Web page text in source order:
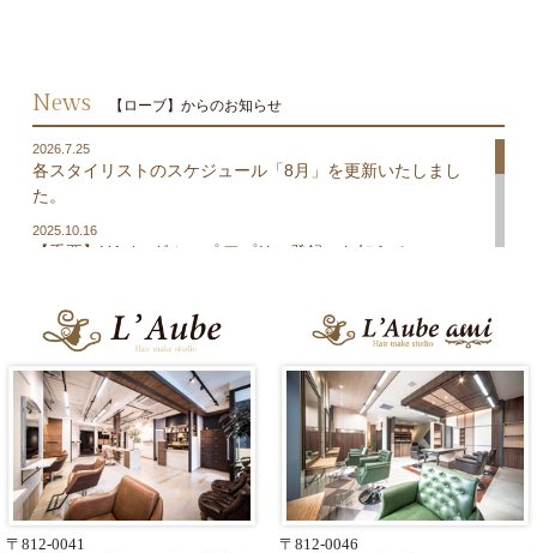
News 【ローブ】からのお知らせ
2026.7.25
各スタイリストのスケジュール「8月」を更新いたしまし
た。
2025.10.16
【重要】L’Aubeグループ アプリご登録のお知らせ
L’Aubeグループの公式アプリがリニューアルしました！
2022.8.1
販売中！※数量限定
2018.8.19
ReFa CARAT【リファカラット】各店にてご購入が可能で
す！
〒812-0041
〒812-0046